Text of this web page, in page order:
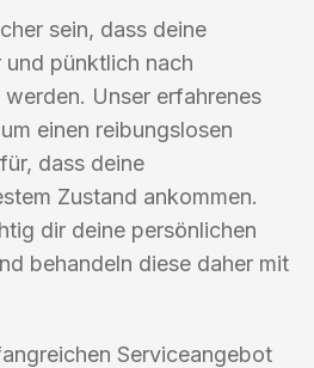
sein, dass deine
pünktlich nach
Unser erfahrenes
einen reibungslosen
dass deine
Zustand ankommen.
dir deine persönlichen
behandeln diese daher mit
Serviceangebot